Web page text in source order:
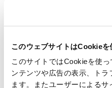
このウェブサイトはCookieを
このサイトではCookieを使
ンテンツや広告の表示、ト
ます。またユーザーによる